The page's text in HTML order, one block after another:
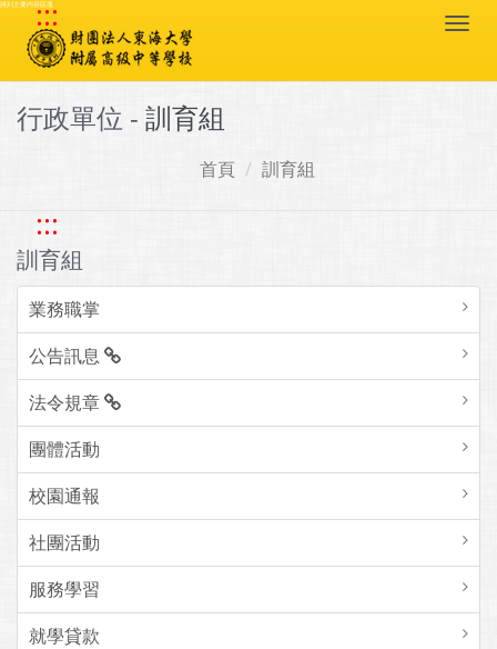
跳到主要內容區塊
:::
行政單位 - 訓育組
首頁 訓育組
:::
訓育組
業務職掌
公告訊息
法令規章
團體活動
校園通報
社團活動
服務學習
就學貸款